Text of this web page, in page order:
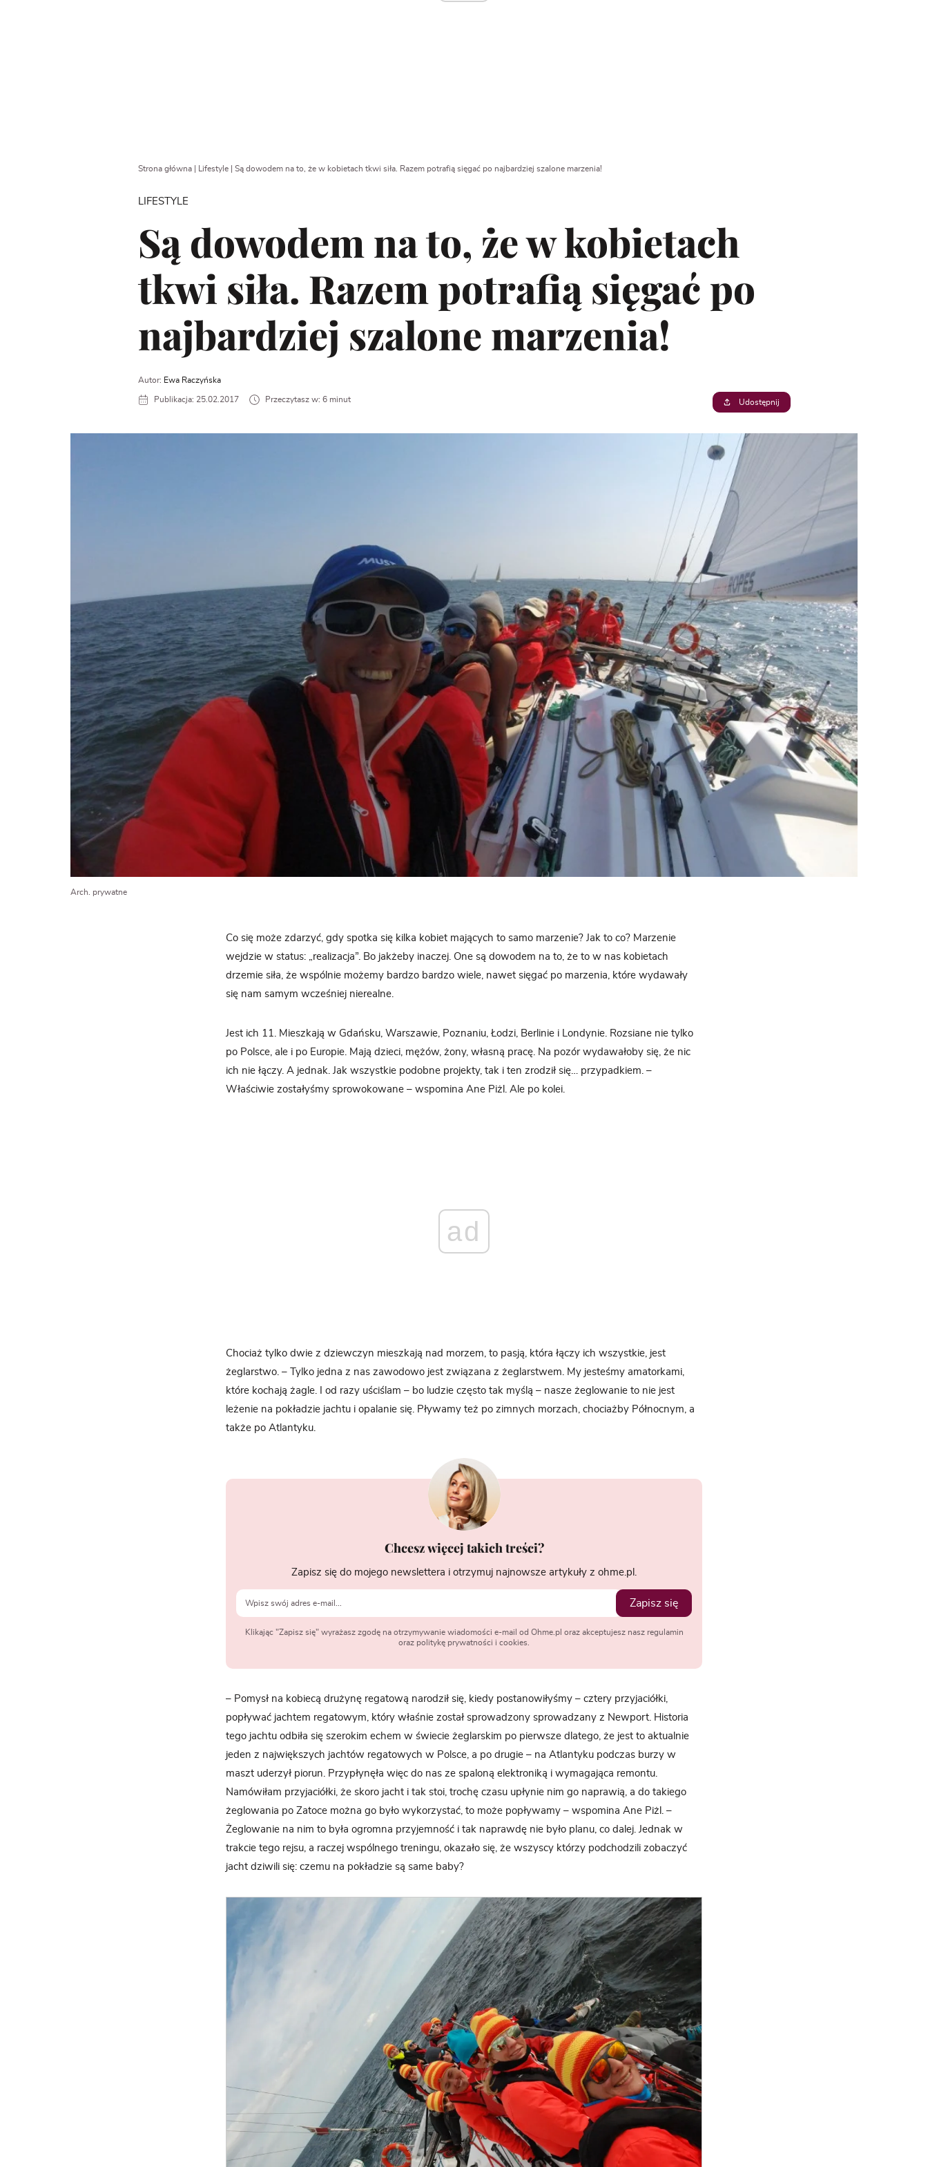
Strona główna| Lifestyle| Są dowodem na to, że w kobietach tkwi siła. Razem potrafią sięgać po najbardziej szalone marzenia!
LIFESTYLE
Są dowodem na to, że w kobietach
tkwi siła. Razem potrafią sięgać po
najbardziej szalone marzenia!
Autor: Ewa Raczyńska
Publikacja: 25.02.2017 Przeczytasz w: 6 minut Udostępnij
Arch. prywatne
Co się może zdarzyć, gdy spotka się kilka kobiet mających to samo marzenie? Jak to co? Marzenie
wejdzie w status: „realizacja”. Bo jakżeby inaczej. One są dowodem na to, że to w nas kobietach
drzemie siła, że wspólnie możemy bardzo bardzo wiele, nawet sięgać po marzenia, które wydawały
się nam samym wcześniej nierealne.
Jest ich 11. Mieszkają w Gdańsku, Warszawie, Poznaniu, Łodzi, Berlinie i Londynie. Rozsiane nie tylko
po Polsce, ale i po Europie. Mają dzieci, mężów, żony, własną pracę. Na pozór wydawałoby się, że nic
ich nie łączy. A jednak. Jak wszystkie podobne projekty, tak i ten zrodził się… przypadkiem. –
Właściwie zostałyśmy sprowokowane – wspomina Ane Piżl. Ale po kolei.
ad
Chociaż tylko dwie z dziewczyn mieszkają nad morzem, to pasją, która łączy ich wszystkie, jest
żeglarstwo. – Tylko jedna z nas zawodowo jest związana z żeglarstwem. My jesteśmy amatorkami,
które kochają żagle. I od razy uściślam – bo ludzie często tak myślą – nasze żeglowanie to nie jest
leżenie na pokładzie jachtu i opalanie się. Pływamy też po zimnych morzach, chociażby Północnym, a
także po Atlantyku.
Chcesz więcej takich treści?
Zapisz się do mojego newslettera i otrzymuj najnowsze artykuły z ohme.pl.
Zapisz się
Klikając "Zapisz się" wyrażasz zgodę na otrzymywanie wiadomości e-mail od Ohme.pl oraz akceptujesz nasz regulamin
oraz politykę prywatności i cookies.
– Pomysł na kobiecą drużynę regatową narodził się, kiedy postanowiłyśmy – cztery przyjaciółki,
popływać jachtem regatowym, który właśnie został sprowadzony sprowadzany z Newport. Historia
tego jachtu odbiła się szerokim echem w świecie żeglarskim po pierwsze dlatego, że jest to aktualnie
jeden z największych jachtów regatowych w Polsce, a po drugie – na Atlantyku podczas burzy w
maszt uderzył piorun. Przypłynęła więc do nas ze spaloną elektroniką i wymagająca remontu.
Namówiłam przyjaciółki, że skoro jacht i tak stoi, trochę czasu upłynie nim go naprawią, a do takiego
żeglowania po Zatoce można go było wykorzystać, to może popływamy – wspomina Ane Piżl. –
Żeglowanie na nim to była ogromna przyjemność i tak naprawdę nie było planu, co dalej. Jednak w
trakcie tego rejsu, a raczej wspólnego treningu, okazało się, że wszyscy którzy podchodzili zobaczyć
jacht dziwili się: czemu na pokładzie są same baby?